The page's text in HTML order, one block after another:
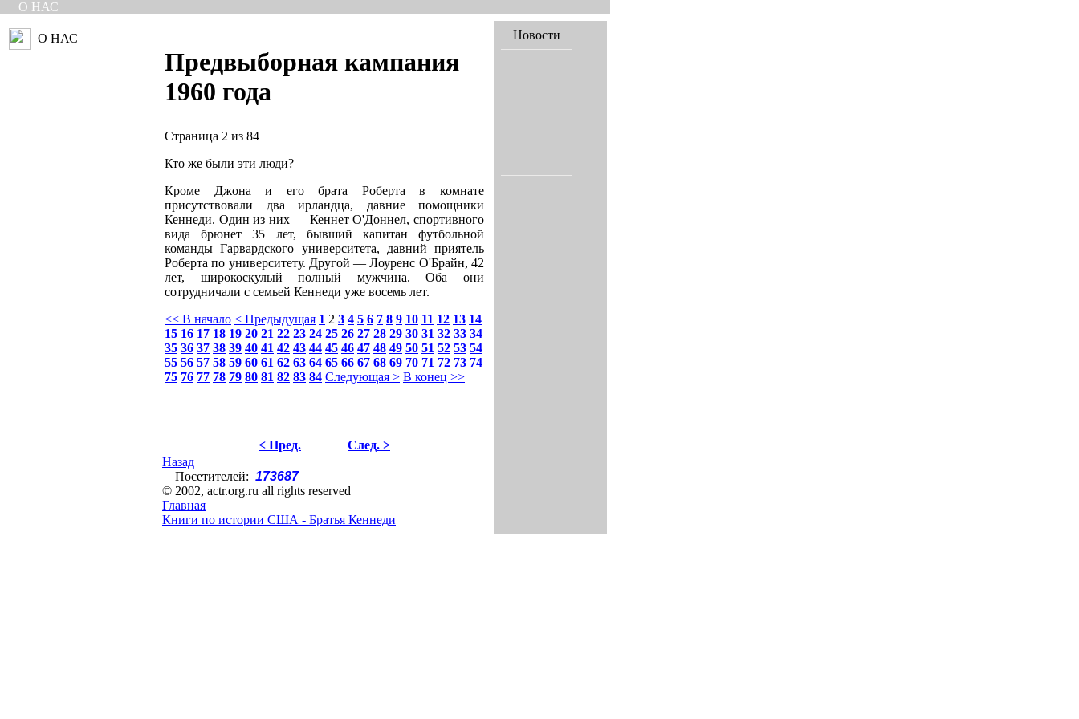
О НАС
О НАС
Предвыборная кампания
1960 года
Страница 2 из 84
Кто же были эти люди?
Кроме Джона и его брата Роберта в комнате
присутствовали два ирландца, давние помощники
Кеннеди. Один из них — Кеннет О'Доннел, спортивного
вида брюнет 35 лет, бывший капитан футбольной
команды Гарвардского университета, давний приятель
Роберта по университету. Другой — Лоуренс О'Брайн, 42
лет, широкоскулый полный мужчина. Оба они
сотрудничали с семьей Кеннеди уже восемь лет.
<< В начало < Предыдущая 1 2 3 4 5 6 7 8 9 10 11 12 13 14
15 16 17 18 19 20 21 22 23 24 25 26 27 28 29 30 31 32 33 34
35 36 37 38 39 40 41 42 43 44 45 46 47 48 49 50 51 52 53 54
55 56 57 58 59 60 61 62 63 64 65 66 67 68 69 70 71 72 73 74
75 76 77 78 79 80 81 82 83 84 Следующая > В конец >>
< Пред.
След. >
Назад
Посетителей: 173687
© 2002, actr.org.ru all rights reserved
Главная
Книги по истории США - Братья Кеннеди
Новости